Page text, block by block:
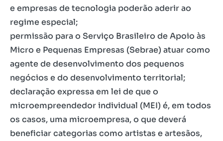
e empresas de tecnologia poderão aderir ao
regime especial;
permissão para o Serviço Brasileiro de Apoio às
Micro e Pequenas Empresas (Sebrae) atuar como
agente de desenvolvimento dos pequenos
negócios e do desenvolvimento territorial;
declaração expressa em lei de que o
microempreendedor individual (MEI) é, em todos
os casos, uma microempresa, o que deverá
beneficiar categorias como artistas e artesãos,